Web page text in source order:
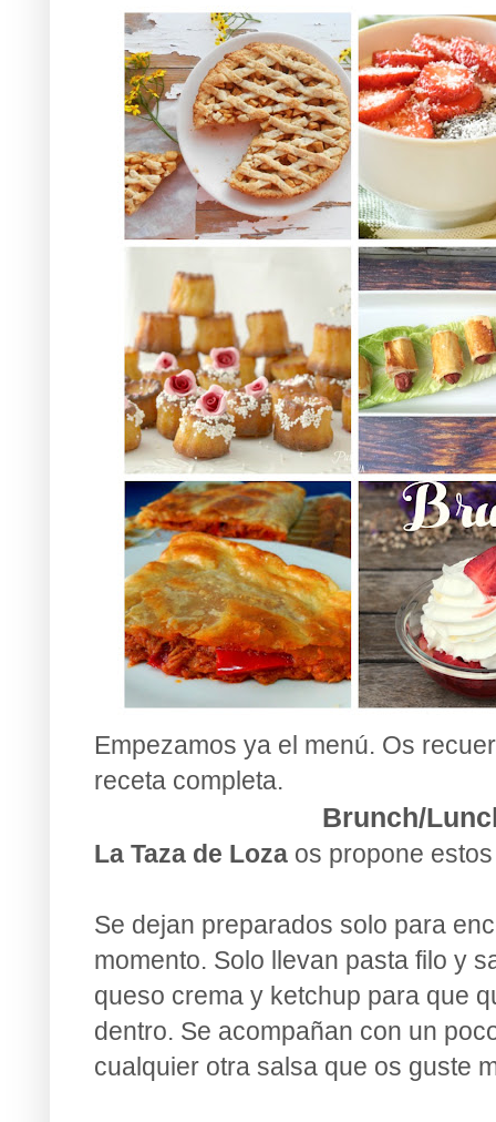
Empezamos ya el menú. Os
receta completa.
Brunch/
La Taza de Loza os propone
Se dejan preparados solo para
momento. Solo llevan pasta filo y
queso crema y ketchup para que
dentro. Se acompañan con un
cualquier otra salsa que os guste